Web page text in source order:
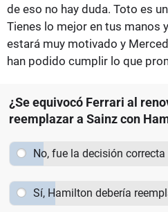
de eso no hay duda. Toto es
Tienes lo mejor en tus manos
estará muy motivado y
han podido cumplir lo que
¿Se equivocó Ferrari al
reemplazar a Sainz con
No, fue la decisión correcta
Sí, Hamilton debería